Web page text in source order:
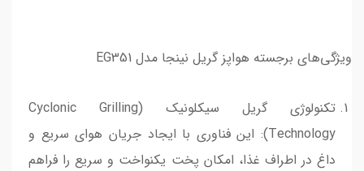
ویژگی‌های برجسته هواپز گریل نینجا مدل EG351
تکنولوژی گریل سیکلونیک (Cyclonic Grilling
Technology): این فناوری با ایجاد جریان هوای سریع و
داغ در اطراف غذا، امکان پخت یکنواخت و سریع را فراهم